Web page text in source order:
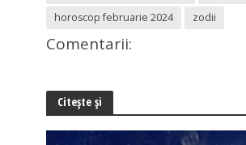
horoscop februarie 2024
zodii
Comentarii:
Citește și